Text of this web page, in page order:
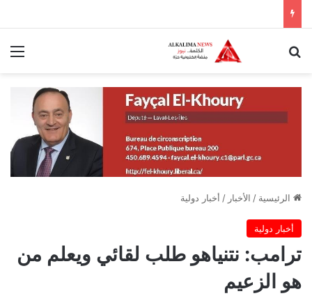
الرئيسية / الأخبار / أخبار دولية
أخبار دولية
ترامب: نتنياهو طلب لقائي ويعلم من
هو الزعيم